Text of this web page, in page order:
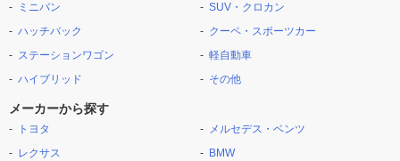
ミニバン
ハッチバック
ステーションワゴン
ハイブリッド
SUV・クロカン
クーペ・スポーツカー
軽自動車
その他
メーカーから探す
トヨタ
レクサス
メルセデス・ベンツ
BMW